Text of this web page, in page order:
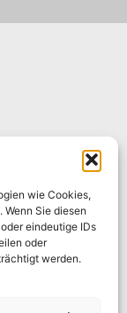
wie Cookies,
Sie diesen
eindeutige IDs
oder
werden.